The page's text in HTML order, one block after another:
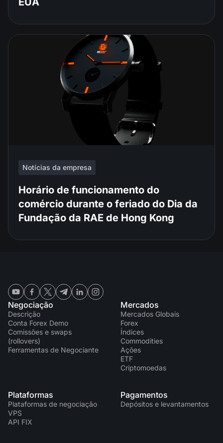
Notícias da empresa
Horário de funcionamento do
comércio durante o feriado do Dia da
Fundação da RAE de Hong Kong
Negociação
Descrição
Conta Forex Demo
Comissões e swaps
(rollovers)
Ferramentas de Negociante
Mercados
Mercados Globais
Forex
Índices
Commodities
Ações
ETF
Criptomoedas
Plataformas
Plataformas de negociação
VPS
API FIX
Pagamentos
Depósitos e levantamentos